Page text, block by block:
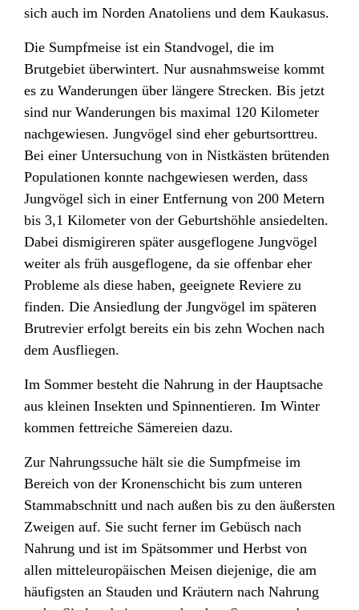
sich auch im Norden Anatoliens und dem Kaukasus.
Die Sumpfmeise ist ein Standvogel, die im
Brutgebiet überwintert. Nur ausnahmsweise kommt
es zu Wanderungen über längere Strecken. Bis jetzt
sind nur Wanderungen bis maximal 120 Kilometer
nachgewiesen. Jungvögel sind eher geburtsorttreu.
Bei einer Untersuchung von in Nistkästen brütenden
Populationen konnte nachgewiesen werden, dass
Jungvögel sich in einer Entfernung von 200 Metern
bis 3,1 Kilometer von der Geburtshöhle ansiedelten.
Dabei dismigireren später ausgeflogene Jungvögel
weiter als früh ausgeflogene, da sie offenbar eher
Probleme als diese haben, geeignete Reviere zu
finden. Die Ansiedlung der Jungvögel im späteren
Brutrevier erfolgt bereits ein bis zehn Wochen nach
dem Ausfliegen.
Im Sommer besteht die Nahrung in der Hauptsache
aus kleinen Insekten und Spinnentieren. Im Winter
kommen fettreiche Sämereien dazu.
Zur Nahrungssuche hält sie die Sumpfmeise im
Bereich von der Kronenschicht bis zum unteren
Stammabschnitt und nach außen bis zu den äußersten
Zweigen auf. Sie sucht ferner im Gebüsch nach
Nahrung und ist im Spätsommer und Herbst von
allen mitteleuropäischen Meisen diejenige, die am
häufigsten an Stauden und Kräutern nach Nahrung